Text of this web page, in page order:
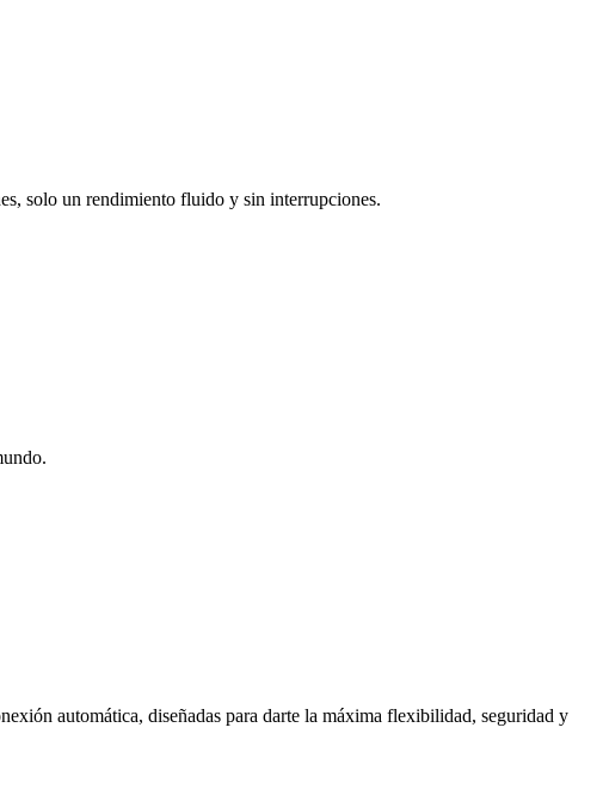
solo un rendimiento fluido y sin interrupciones.
automática, diseñadas para darte la máxima flexibilidad, seguridad y